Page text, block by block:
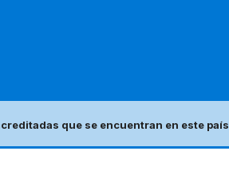
que se encuentran en este país